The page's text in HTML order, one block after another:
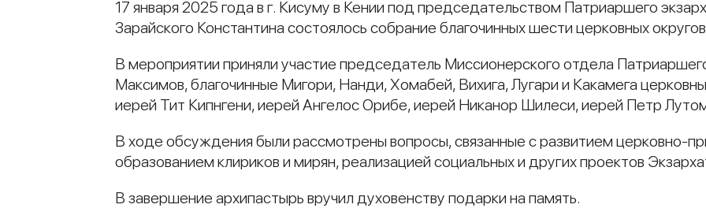
17 января 2025 года в г. Кисуму в Кении под председательством Патриаршего
Зарайского Константина состоялось собрание благочинных шести церковных
В мероприятии приняли участие председатель Миссионерского отдела
Максимов, благочинные Мигори, Нанди, Хомабей, Вихига, Лугари и Какамега
иерей Тит Кипнгени, иерей Ангелос Орибе, иерей Никанор Шилеси, иерей Петр
В ходе обсуждения были рассмотрены вопросы, связанные с развитием церковно-
образованием клириков и мирян, реализацией социальных и других проектов
В завершение архипастырь вручил духовенству подарки на память.